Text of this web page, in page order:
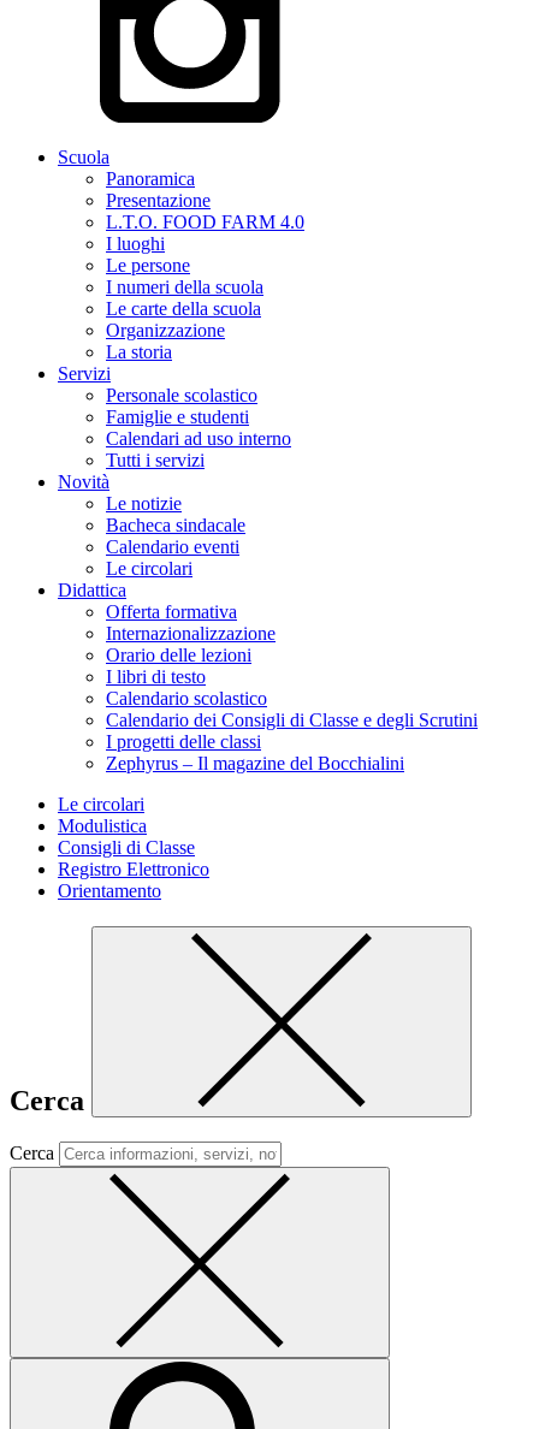
Scuola
Panoramica
Presentazione
L.T.O. FOOD FARM 4.0
I luoghi
Le persone
I numeri della scuola
Le carte della scuola
Organizzazione
La storia
Servizi
Personale scolastico
Famiglie e studenti
Calendari ad uso interno
Tutti i servizi
Novità
Le notizie
Bacheca sindacale
Calendario eventi
Le circolari
Didattica
Offerta formativa
Internazionalizzazione
Orario delle lezioni
I libri di testo
Calendario scolastico
Calendario dei Consigli di Classe e degli Scrutini
I progetti delle classi
Zephyrus – Il magazine del Bocchialini
Le circolari
Modulistica
Consigli di Classe
Registro Elettronico
Orientamento
Cerca
Cerca